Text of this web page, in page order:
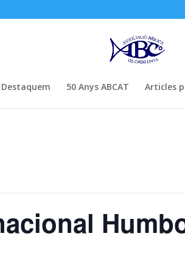
Destaquem 50 Anys ABCAT Articles